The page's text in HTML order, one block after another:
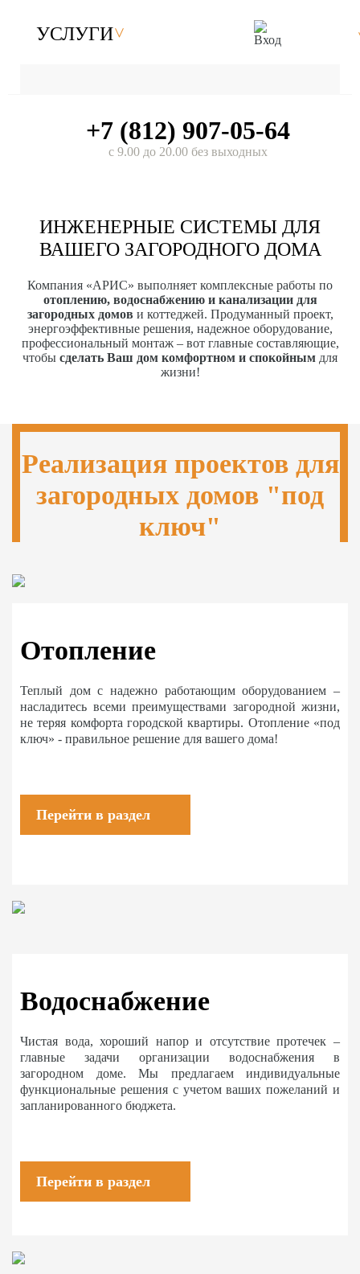
УСЛУГИ
+7 (812) 907-05-64
с 9.00 до 20.00 без выходных
ИНЖЕНЕРНЫЕ СИСТЕМЫ ДЛЯ
ВАШЕГО ЗАГОРОДНОГО ДОМА
Компания «АРИС» выполняет комплексные работы по
отоплению, водоснабжению и канализации для
загородных домов и коттеджей. Продуманный проект,
энергоэффективные решения, надежное оборудование,
профессиональный монтаж – вот главные составляющие,
чтобы сделать Ваш дом комфортном и спокойным для
жизни!
Реализация проектов для
загородных домов "под
ключ"
Отопление
Теплый дом с надежно работающим оборудованием –
насладитесь всеми преимуществами загородной жизни,
не теряя комфорта городской квартиры. Отопление «под
ключ» - правильное решение для вашего дома!
Перейти в раздел
Водоснабжение
Чистая вода, хороший напор и отсутствие протечек –
главные задачи организации водоснабжения в
загородном доме. Мы предлагаем индивидуальные
функциональные решения с учетом ваших пожеланий и
запланированного бюджета.
Перейти в раздел